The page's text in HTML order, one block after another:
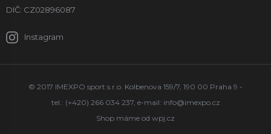
DIČ: CZ02896087
Instagram
© 2017 IMEXPO sport s.r.o. Kolbenova 159/7, 190 00 Praha 9 -
tel.: (+420) 266 034 237, e-mail: info@imexpo.cz
Shop máme od wpj.cz